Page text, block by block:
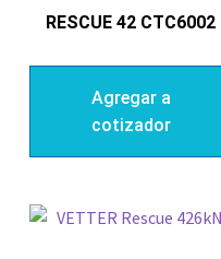
RESCUE 42 CTC6002
Agregar a
cotizador